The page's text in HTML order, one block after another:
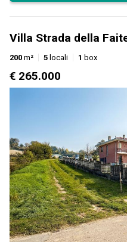
Villa Strada della
200 m² 5 locali 1 box
€ 265.000